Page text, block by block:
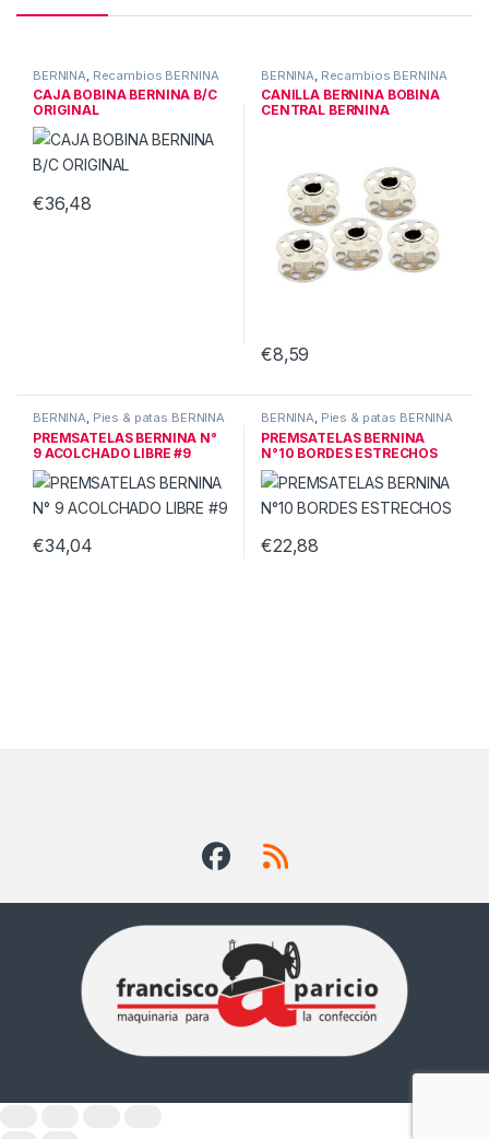
BERNINA Recambios BERNINA
CAJA BOBINA BERNINA B/C
ORIGINAL
€36,48
BERNINA Recambios BERNINA
CANILLA BERNINA BOBINA
CENTRAL BERNINA
€8,59
BERNINA, Pies & patas BERNINA
PREMSATELAS BERNINA N°
9 ACOLCHADO LIBRE #9
€34,04
BERNINA, Pies & patas BERNINA
PREMSATELAS BERNINA
N°10 BORDES ESTRECHOS
€22,88